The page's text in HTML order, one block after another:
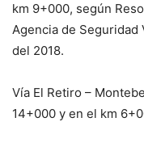
km 9+000, según
Agencia de Seguridad
del 2018.
Vía El Retiro –
14+000 y en el km